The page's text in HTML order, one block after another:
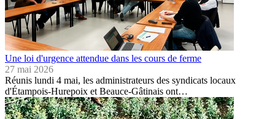
Une loi d'urgence attendue dans les cours de ferme
27 mai 2026
Réunis lundi 4 mai, les administrateurs des syndicats locaux
d'Étampois-Hurepoix et Beauce-Gâtinais ont…